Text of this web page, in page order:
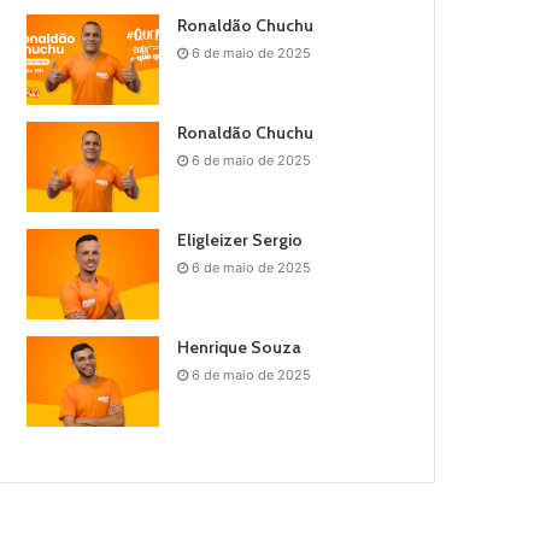
Ronaldão Chuchu
6 de maio de 2025
Ronaldão Chuchu
6 de maio de 2025
Eligleizer Sergio
6 de maio de 2025
Henrique Souza
6 de maio de 2025